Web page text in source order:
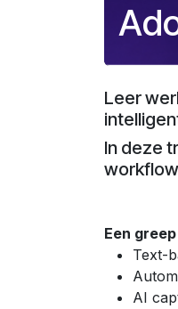
Leer
In deze
Een
Text-
AI